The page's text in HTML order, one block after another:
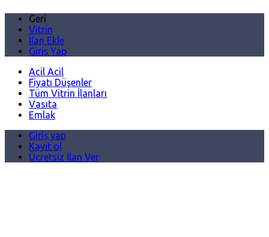
Geri
Vitrin
İlan Ekle
Giriş Yap
Acil Acil
Fiyatı Düşenler
Tüm Vitrin İlanları
Vasıta
Emlak
Giriş yap
Kayıt ol
Ücretsiz İlan Ver